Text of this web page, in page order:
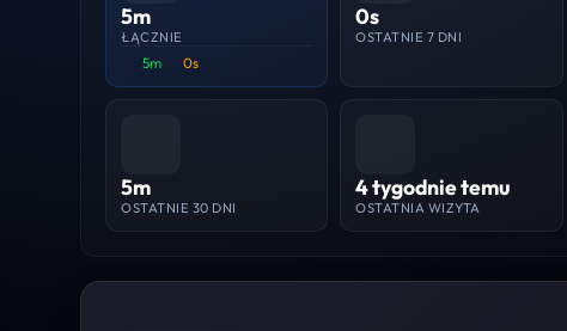
5m
ŁĄCZNIE
5m 0s
0s
OSTATNIE 7 DNI
5m
OSTATNIE 30 DNI
4 tygodnie temu
OSTATNIA WIZYTA